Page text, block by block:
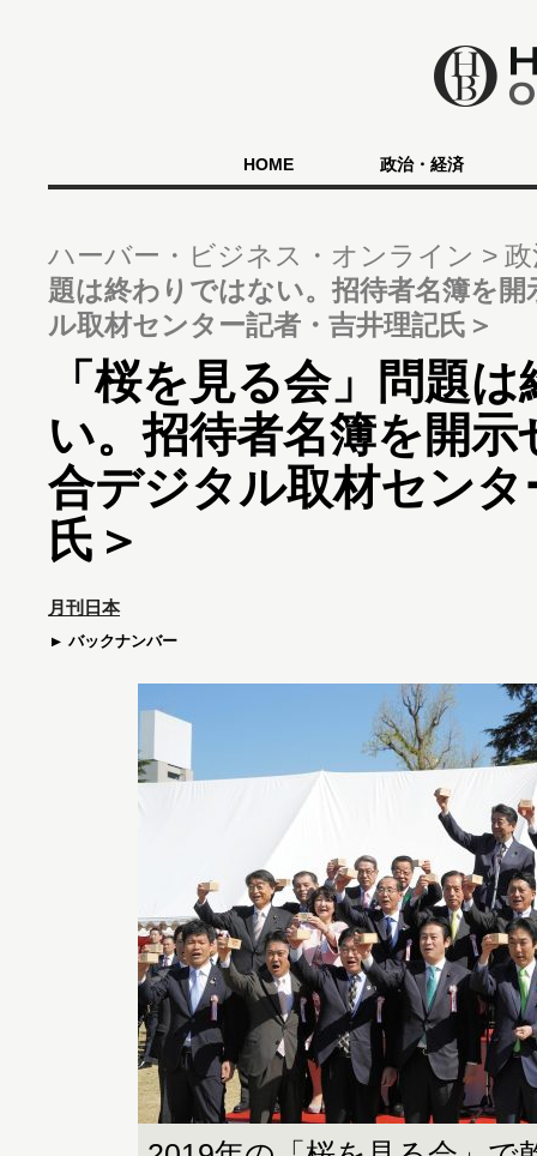
HOME 政治・経済
ハーバー・ビジネス・オンライン
題は終わりではない。招待者名簿を
ル取材センター記者・吉井理記氏＞
「桜を見る会」問題
い。招待者名簿を開
合デジタル取材セン
氏＞
月刊日本
バックナンバー